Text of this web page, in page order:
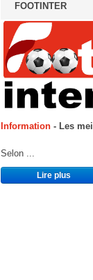
FOOTINTER
Information - Les mei
Selon ...
Lire plus